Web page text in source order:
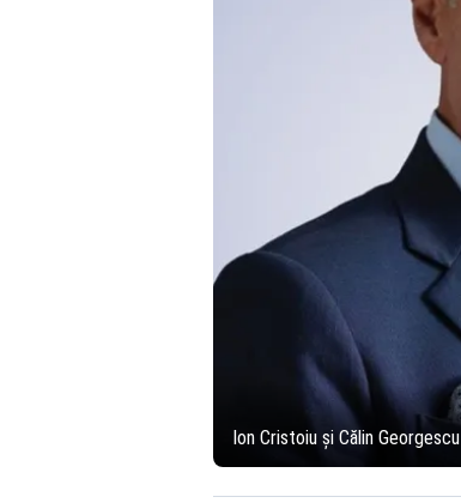
Ion Cristoiu și Călin Georgescu